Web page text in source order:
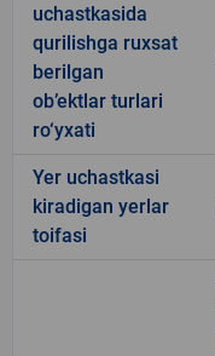
uchastkasida
qurilishga ruxsat
berilgan
ob’ektlar turlari
ro‘yxati
Yer uchastkasi
kiradigan yerlar
toifasi